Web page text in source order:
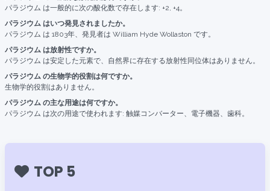
パラジウム は一般的に次の酸化数で存在します: +2, +4。
パラジウム はいつ発見されましたか。
パラジウム は 1803年、発見者は William Hyde Wollaston です。
パラジウム は放射性ですか。
パラジウム は安定した元素で、自然界に存在する放射性同位体はありません。
パラジウム の生物学的役割は何ですか。
生物学的役割はありません。
パラジウム の主な用途は何ですか。
パラジウム は次の用途で使われます: 触媒コンバーター、電子機器、歯科。
TOP 5